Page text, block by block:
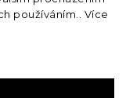
používáním.. Více